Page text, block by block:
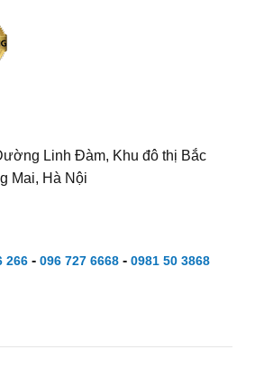
Linh Đàm, Khu đô thị Bắc
Mai, Hà Nội
266- 096 727 6668- 0981 50 3868